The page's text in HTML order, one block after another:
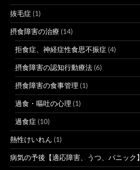
抜毛症 (1)
摂食障害の治療 (14)
拒食症、神経症性食思不振症 (4)
摂食障害の認知行動療法 (6)
摂食障害の食事管理 (1)
過食・嘔吐の心理 (1)
過食症 (10)
熱性けいれん (1)
病気の予後【適応障害、うつ、パニック】